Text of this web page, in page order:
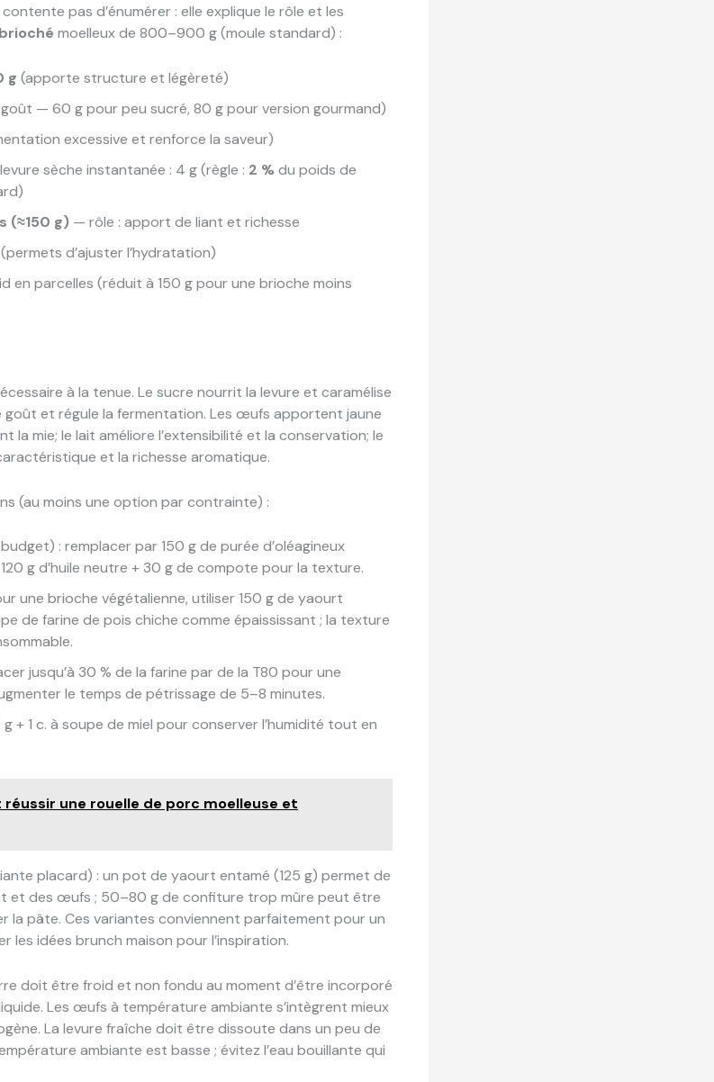
pas d’énumérer : elle explique le rôle et les
moelleux de 800–900 g (moule standard) :
g (apporte structure et légèreté)
— 60 g pour peu sucré, 80 g pour version gourmand)
excessive et renforce la saveur)
sèche instantanée : 4 g (règle : 2 % du poids de
(≈150 g) — rôle : apport de liant et richesse
(permets d’ajuster l’hydratation)
en parcelles (réduit à 150 g pour une brioche moins
à la tenue. Le sucre nourrit la levure et caramélise
goût et régule la fermentation. Les œufs apportent jaune
la mie; le lait améliore l’extensibilité et la conservation; le
et la richesse aromatique.
(au moins une option par contrainte) :
: remplacer par 150 g de purée d’oléagineux
g d’huile neutre + 30 g de compote pour la texture.
une brioche végétalienne, utiliser 150 g de yaourt
de farine de pois chiche comme épaississant ; la texture
jusqu’à 30 % de la farine par de la T80 pour une
le temps de pétrissage de 5–8 minutes.
+ 1 c. à soupe de miel pour conserver l’humidité tout en
une rouelle de porc moelleuse et
placard) : un pot de yaourt entamé (125 g) permet de
et des œufs ; 50–80 g de confiture trop mûre peut être
la pâte. Ces variantes conviennent parfaitement pour un
les idées brunch maison pour l’inspiration.
doit être froid et non fondu au moment d’être incorporé
Les œufs à température ambiante s’intègrent mieux
La levure fraîche doit être dissoute dans un peu de
ambiante est basse ; évitez l’eau bouillante qui